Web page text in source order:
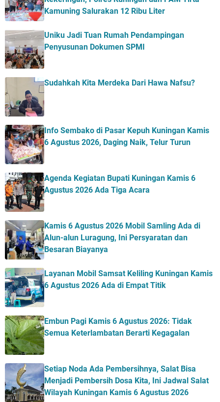
Kamuning Salurakan 12 Ribu Liter
Uniku Jadi Tuan Rumah Pendampingan
Penyusunan Dokumen SPMI
Sudahkah Kita Merdeka Dari Hawa Nafsu?
Info Sembako di Pasar Kepuh Kuningan Kamis
6 Agustus 2026, Daging Naik, Telur Turun
Agenda Kegiatan Bupati Kuningan Kamis 6
Agustus 2026 Ada Tiga Acara
Kamis 6 Agustus 2026 Mobil Samling Ada di
Alun-alun Luragung, Ini Persyaratan dan
Besaran Biayanya
Layanan Mobil Samsat Keliling Kuningan Kamis
6 Agustus 2026 Ada di Empat Titik
Embun Pagi Kamis 6 Agustus 2026: Tidak
Semua Keterlambatan Berarti Kegagalan
Setiap Noda Ada Pembersihnya, Salat Bisa
Menjadi Pembersih Dosa Kita, Ini Jadwal Salat
Wilayah Kuningan Kamis 6 Agustus 2026